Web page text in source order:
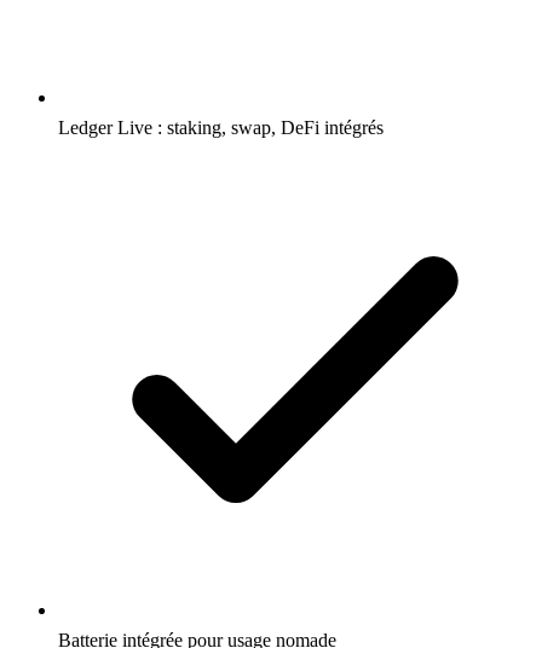
Ledger Live : staking, swap, DeFi intégrés
Batterie intégrée pour usage nomade